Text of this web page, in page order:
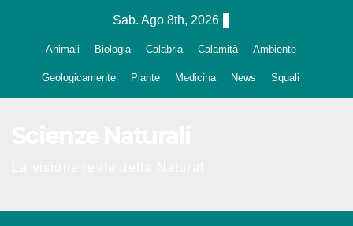
Sab. Ago 8th, 2026
Animali Biologia Calabria Calamità Ambiente
Geologicamente Piante Medicina News Squali